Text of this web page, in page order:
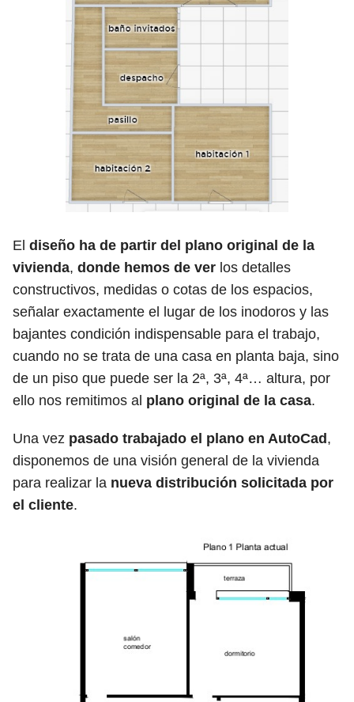
El diseño ha de partir del plano original de la
vivienda, donde hemos de ver los detalles
constructivos, medidas o cotas de los espacios,
señalar exactamente el lugar de los inodoros y las
bajantes condición indispensable para el trabajo,
cuando no se trata de una casa en planta baja, sino
de un piso que puede ser la 2ª, 3ª, 4ª… altura, por
ello nos remitimos al plano original de la casa.
Una vez pasado trabajado el plano en AutoCad ,
disponemos de una visión general de la vivienda
para realizar la nueva distribución solicitada por
el cliente.